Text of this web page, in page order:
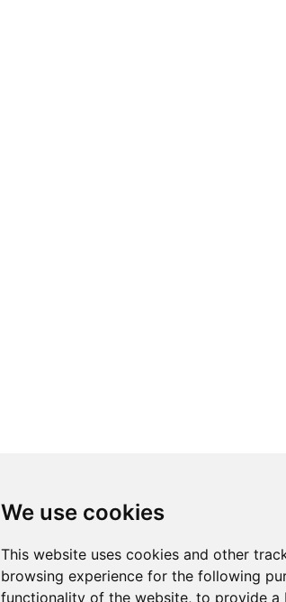
We use cookies
This website uses cookies and other
browsing experience for the following
functionality of the website, to provide a